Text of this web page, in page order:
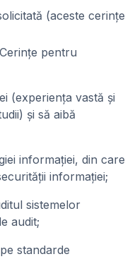
(aceste cerinţe
pentru
vastă şi
şi să aibă
informaţiei, din care
informaţiei;
sistemelor
audit;
standarde